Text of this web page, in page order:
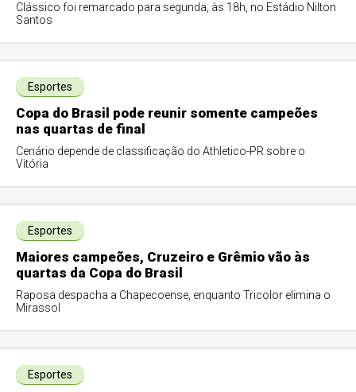
Clássico foi remarcado para segunda, às 18h, no Estádio Nilton
Santos
Esportes
Copa do Brasil pode reunir somente campeões
nas quartas de final
Cenário depende de classificação do Athletico-PR sobre o
Vitória
Esportes
Maiores campeões, Cruzeiro e Grêmio vão às
quartas da Copa do Brasil
Raposa despacha a Chapecoense, enquanto Tricolor elimina o
Mirassol
Esportes